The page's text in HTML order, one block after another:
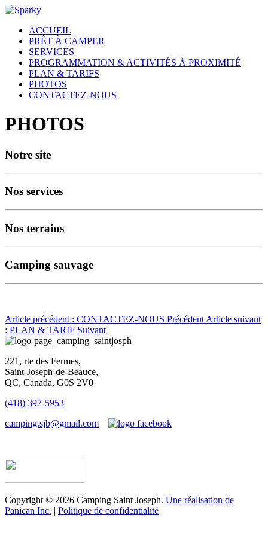
ACCUEIL
PRÊT À CAMPER
SERVICES
PROGRAMMATION & ACTIVITÉS À PROXIMITÉ
PLAN & TARIFS
PHOTOS
CONTACTEZ-NOUS
PHOTOS
Notre site
Nos services
Nos terrains
Camping sauvage
Article précédent : CONTACTEZ-NOUS Précédent Article suivant
: PLAN & TARIF Suivant
221, rte des Fermes,
Saint-Joseph-de-Beauce,
QC, Canada, G0S 2V0
(418) 397-5953
camping.sjb@gmail.com
Copyright © 2026 Camping Saint Joseph. Une réalisation de
Panican Inc. | Politique de confidentialité